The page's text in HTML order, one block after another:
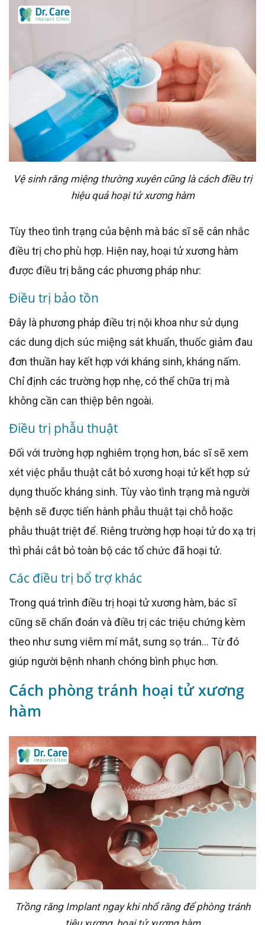
Vệ sinh răng miệng thường xuyên cũng là cách điều trị
hiệu quả hoại tử xương hàm
Tùy theo tình trạng của bệnh mà bác sĩ sẽ cân nhắc
điều trị cho phù hợp. Hiện nay, hoại tử xương hàm
được điều trị bằng các phương pháp như:
Điều trị bảo tồn
Đây là phương pháp điều trị nội khoa như sử dụng
các dung dịch súc miệng sát khuẩn, thuốc giảm đau
đơn thuần hay kết hợp với kháng sinh, kháng nấm.
Chỉ định các trường hợp nhẹ, có thể chữa trị mà
không cần can thiệp bên ngoài.
Điều trị phẫu thuật
Đối với trường hợp nghiêm trọng hơn, bác sĩ sẽ xem
xét việc phẫu thuật cắt bỏ xương hoại tử kết hợp sử
dụng thuốc kháng sinh. Tùy vào tình trạng mà người
bệnh sẽ được tiến hành phẫu thuật tại chỗ hoặc
phẫu thuật triệt để. Riêng trường hợp hoại tử do xạ trị
thì phải cắt bỏ toàn bộ các tổ chức đã hoại tử.
Các điều trị bổ trợ khác
Trong quá trình điều trị hoại tử xương hàm, bác sĩ
cũng sẽ chẩn đoán và điều trị các triệu chứng kèm
theo như sưng viêm mí mắt, sưng sọ trán… Từ đó
giúp người bệnh nhanh chóng bình phục hơn.
Cách phòng tránh hoại tử xương
hàm
Trồng răng Implant ngay khi nhổ răng để phòng tránh